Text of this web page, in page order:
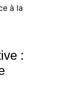
à la
: